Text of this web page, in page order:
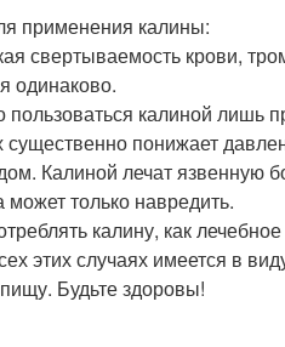
применения калины:
свертываемость крови,
одинаково.
калиной лишь
существенно понижает
Калиной лечат язвенную
может только навредить.
калину, как
этих случаях имеется в
Будьте здоровы!